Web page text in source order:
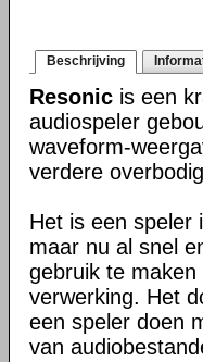
Beschrijving
Resonic is een
audiospeler
waveform-
verdere
Het is een speler
maar nu al snel
gebruik te
verwerking. Het
een speler doen
van